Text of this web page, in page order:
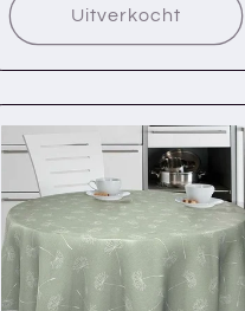
Uitverkocht